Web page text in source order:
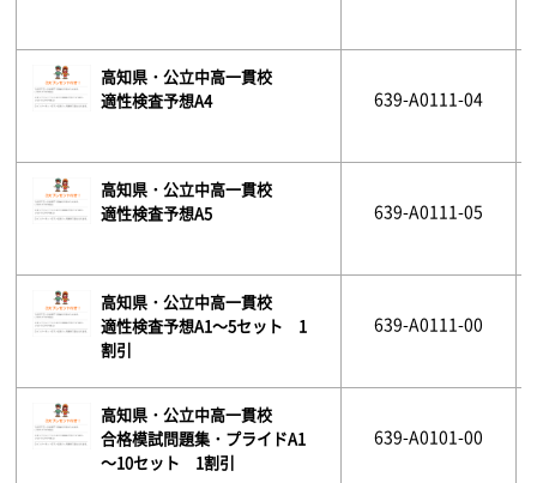
高知県・公立中高一貫校
適性検査予想A4
639-A0111-04
高知県・公立中高一貫校
適性検査予想A5
639-A0111-05
高知県・公立中高一貫校
適性検査予想A1～5セット 1
割引
639-A0111-00
高知県・公立中高一貫校
合格模試問題集・プライドA1
～10セット 1割引
639-A0101-00